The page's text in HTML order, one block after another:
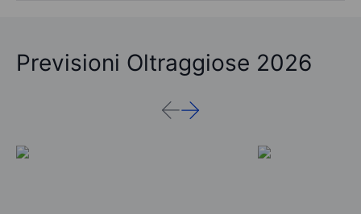
Previsioni Oltraggiose 2026